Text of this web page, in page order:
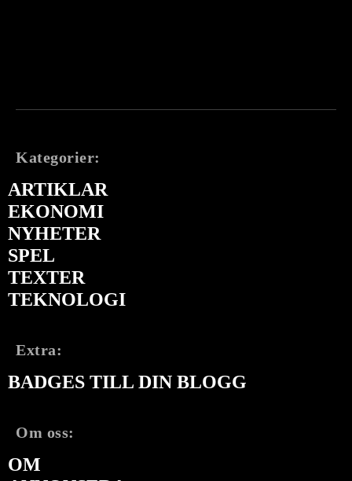
Kategorier:
ARTIKLAR
EKONOMI
NYHETER
SPEL
TEXTER
TEKNOLOGI
Extra:
BADGES TILL DIN BLOGG
Om oss:
OM